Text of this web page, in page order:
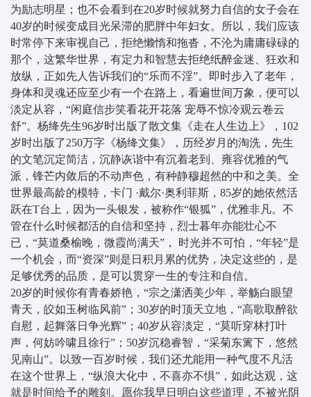
为励志明星；也不会看到在20岁时候就努力自信的女子会在
40岁的时候变成目光呆滞的肥胖中年妇女。所以，我们应该
时常停下来审视自己，拒绝懒惰和拖沓，不沦为庸庸碌碌的
那个，这繁华世界，有定力和智慧去拒绝纸醉金迷、狂欢和
放纵，正如先人告诉我们的“乐而不淫”。即时步入了老年，
身体和灵魂还应至少有一个在路上，看遍世间万象，便可以
淡定从容，“闲庭信步笑看花开花落 宠辱不惊冷观云卷云
舒”。杨绛先生96岁时出版了散文集《走在人生边上》，102
岁时出版了250万字《杨绛文集》，历经岁月的淘洗，先生
的文笔沉定简洁，沉静诙谐中有沉着老到、雍容优雅的气
派，锋芒内敛后的不动声色，有种静穆超然的中和之美。全
世界最高龄的模特，卡门 ·戴尔·奥利菲斯，85岁的她依然活
跃在T台上，因为一头银发，被称作“银狐”，优雅非凡。不
管在什么时候都活的自信和坚持，烈士暮年亦能壮心不
已，“莫道桑榆晚，微霞尚满天”， 时光并不可怕，“年轻”是
一个机会，而“资深”则是日积月累的优势，决定这些的，是
足够优秀的品质，是可以贯穿一生的专注和自信。
20岁的时候你有青春娇艳，“宗之潇洒美少年，举觞白眼望
青天，皎如玉树临风前”；30岁的时顶天立地，“高歌取醉欲
自慰，起舞落日争光辉”；40岁从容淡定，“莫听穿林打叶
声，何妨吟啸且徐行”；50岁沉稳睿智，“采菊东篱下，悠然
见南山”。以致一百岁时候，我们还尤能用一种气度不凡活
在这个世界上，“纵浪大化中，不喜亦不惧”，如此达观，这
就是时间给予的雕刻。愿你我早日明白这些道理，不被光阴